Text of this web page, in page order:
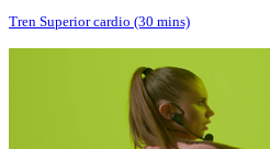
Tren Superior cardio (30 mins)